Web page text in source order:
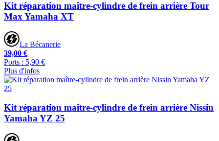
Kit réparation maître-cylindre de frein arrière Tour
Max Yamaha XT
La Bécanerie
39,00 €
Ports : 5,90 €
Plus d'infos
Kit réparation maître-cylindre de frein arrière Nissin
Yamaha YZ 25